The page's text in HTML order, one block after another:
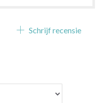
Schrijf recensie